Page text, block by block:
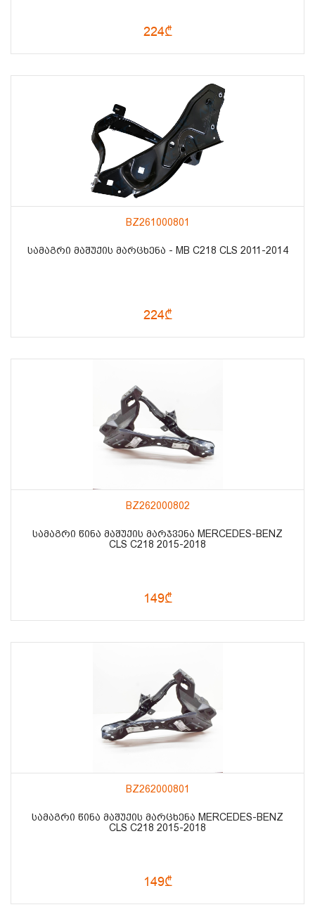
224₾
BZ261000801
ᲡᲐᲛᲐᲒᲠᲘ ᲛᲐᲨᲣᲥᲘᲡ ᲛᲐᲠᲪᲮᲔᲜᲐ - MB C218 CLS 2011-2014
224₾
BZ262000802
ᲡᲐᲛᲐᲒᲠᲘ ᲬᲘᲜᲐ ᲛᲐᲨᲣᲥᲘᲡ ᲛᲐᲠᲯᲕᲔᲜᲐ MERCEDES-BENZ
CLS C218 2015-2018
149₾
BZ262000801
ᲡᲐᲛᲐᲒᲠᲘ ᲬᲘᲜᲐ ᲛᲐᲨᲣᲥᲘᲡ ᲛᲐᲠᲪᲮᲔᲜᲐ MERCEDES-BENZ
CLS C218 2015-2018
149₾